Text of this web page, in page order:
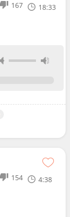
167 18:33
154 4:38